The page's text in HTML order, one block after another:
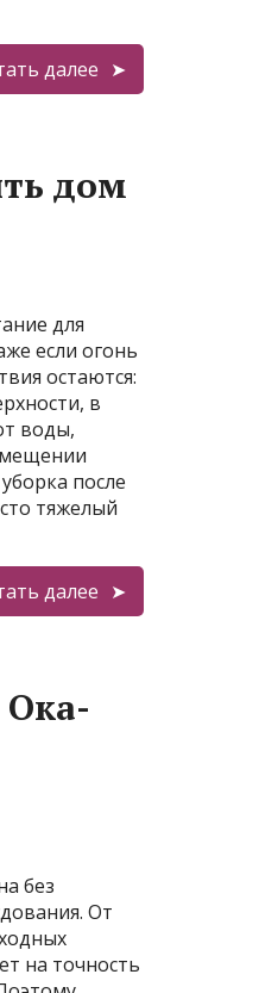
далее
дом
для
если огонь
остаются:
в
воды,
после
тяжелый
далее
без
От
на точность